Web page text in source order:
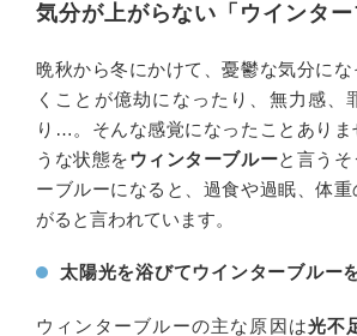
気分が上がらない「ウインター
晩秋から冬にかけて、憂鬱な気分に
くことが億劫になったり、無力感、
り…。そんな感覚になったことあり
うな状態をウィンターブルーと言う
ーブルーになると、過食や過眠、体
がると言われています。
太陽光を浴びてウインターブルー
ウィンターブルーの主な原因は光不